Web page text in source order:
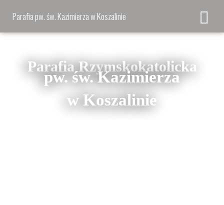
Parafia pw. św. Kazimierza w Koszalinie
Parafia Rzymskokatolicka
pw. św. Kazimierza
w Koszalinie